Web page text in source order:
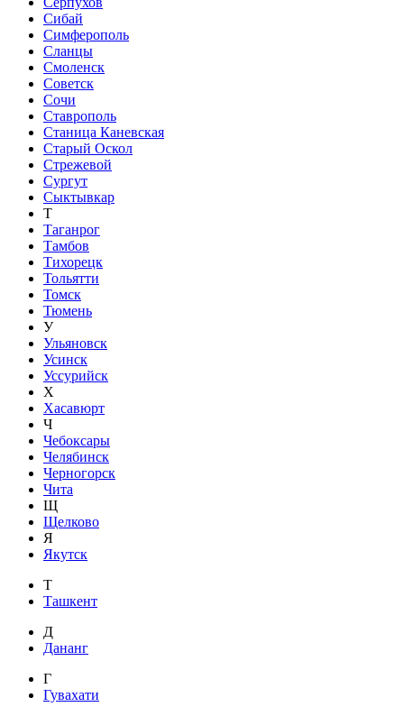
Сибай
Симферополь
Сланцы
Смоленск
Советск
Сочи
Ставрополь
Станица Каневская
Старый Оскол
Стрежевой
Сургут
Сыктывкар
Т
Таганрог
Тамбов
Тихорецк
Тольятти
Томск
Тюмень
У
Ульяновск
Усинск
Уссурийск
Х
Хасавюрт
Ч
Чебоксары
Челябинск
Черногорск
Чита
Щ
Щелково
Я
Якутск
Т
Ташкент
Д
Дананг
Г
Гувахати